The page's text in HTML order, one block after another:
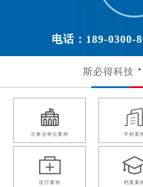
电话：189-0300-
斯必得科技
企事业单位案例 学校案例
医疗案例 档案案